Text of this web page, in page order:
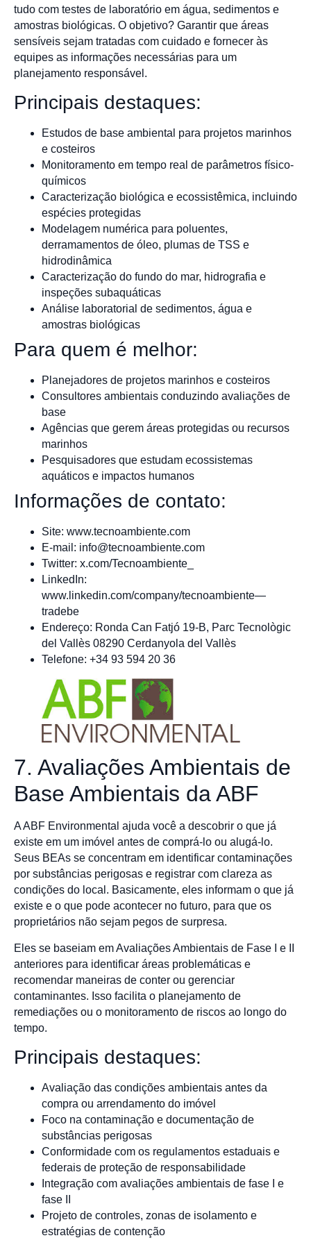
tudo com testes de laboratório em água, sedimentos e
amostras biológicas. O objetivo? Garantir que áreas
sensíveis sejam tratadas com cuidado e fornecer às
equipes as informações necessárias para um
planejamento responsável.
Principais destaques:
Estudos de base ambiental para projetos marinhos
e costeiros
Monitoramento em tempo real de parâmetros físico-
químicos
Caracterização biológica e ecossistêmica, incluindo
espécies protegidas
Modelagem numérica para poluentes,
derramamentos de óleo, plumas de TSS e
hidrodinâmica
Caracterização do fundo do mar, hidrografia e
inspeções subaquáticas
Análise laboratorial de sedimentos, água e
amostras biológicas
Para quem é melhor:
Planejadores de projetos marinhos e costeiros
Consultores ambientais conduzindo avaliações de
base
Agências que gerem áreas protegidas ou recursos
marinhos
Pesquisadores que estudam ecossistemas
aquáticos e impactos humanos
Informações de contato:
Site: www.tecnoambiente.com
E-mail: info@tecnoambiente.com
Twitter: x.com/Tecnoambiente_
LinkedIn:
www.linkedin.com/company/tecnoambiente—
tradebe
Endereço: Ronda Can Fatjó 19-B, Parc Tecnològic
del Vallès 08290 Cerdanyola del Vallès
Telefone: +34 93 594 20 36
7. Avaliações Ambientais de
Base Ambientais da ABF
A ABF Environmental ajuda você a descobrir o que já
existe em um imóvel antes de comprá-lo ou alugá-lo.
Seus BEAs se concentram em identificar contaminações
por substâncias perigosas e registrar com clareza as
condições do local. Basicamente, eles informam o que já
existe e o que pode acontecer no futuro, para que os
proprietários não sejam pegos de surpresa.
Eles se baseiam em Avaliações Ambientais de Fase I e II
anteriores para identificar áreas problemáticas e
recomendar maneiras de conter ou gerenciar
contaminantes. Isso facilita o planejamento de
remediações ou o monitoramento de riscos ao longo do
tempo.
Principais destaques:
Avaliação das condições ambientais antes da
compra ou arrendamento do imóvel
Foco na contaminação e documentação de
substâncias perigosas
Conformidade com os regulamentos estaduais e
federais de proteção de responsabilidade
Integração com avaliações ambientais de fase I e
fase II
Projeto de controles, zonas de isolamento e
estratégias de contenção